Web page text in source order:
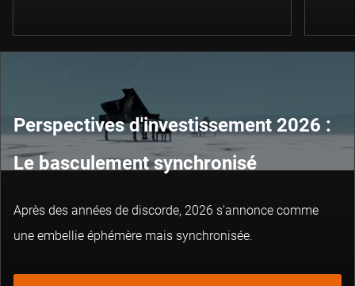
Perspectives d'investissement 2026 :
Le basculement synchronisé
Après des années de discorde, 2026 s'annonce comme
une embellie éphémère mais synchronisée.